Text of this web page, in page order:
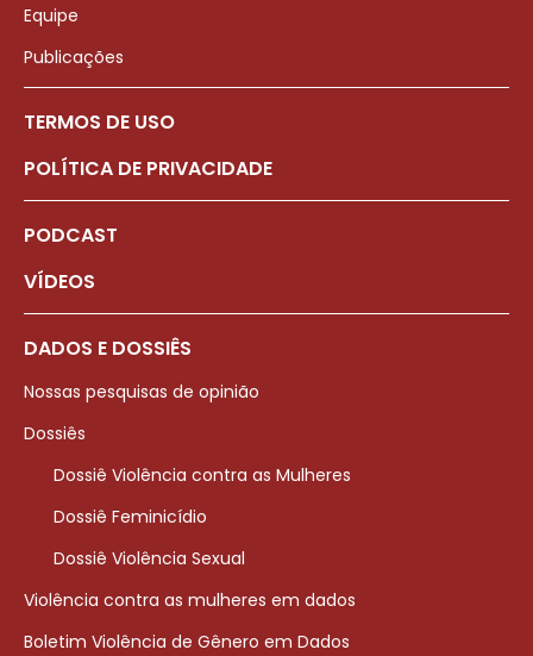
Equipe
Publicações
TERMOS DE USO
POLÍTICA DE PRIVACIDADE
PODCAST
VÍDEOS
DADOS E DOSSIÊS
Nossas pesquisas de opinião
Dossiês
Dossiê Violência contra as Mulheres
Dossiê Feminicídio
Dossiê Violência Sexual
Violência contra as mulheres em dados
Boletim Violência de Gênero em Dados